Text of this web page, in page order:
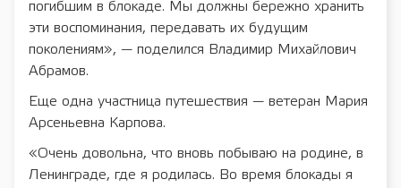
погибшим в блокаде. Мы должны бережно хранить
эти воспоминания, передавать их будущим
поколениям», — поделился Владимир Михайлович
Абрамов.
Еще одна участница путешествия — ветеран Мария
Арсеньевна Карпова.
«Очень довольна, что вновь побываю на родине, в
Ленинграде, где я родилась. Во время блокады я